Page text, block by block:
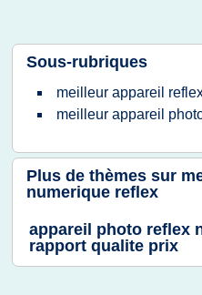
Sous-rubriques
meilleur appareil
meilleur appareil
Plus de thèmes sur
numerique reflex
appareil photo reflex
rapport qualite prix